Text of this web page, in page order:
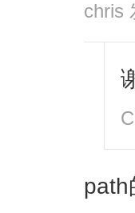
chris
path